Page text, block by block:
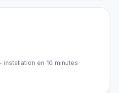
en 10 minutes